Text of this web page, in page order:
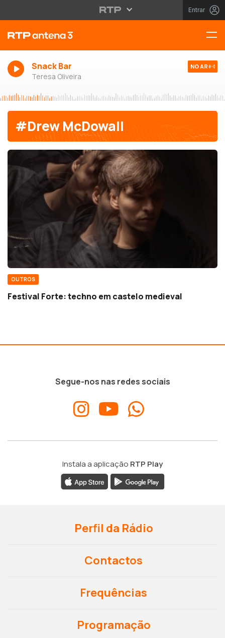
Entrar
Snack Bar
Teresa Oliveira
NO AR
#Drew McDowall
OUTROS
Festival Forte: techno em castelo medieval
Segue-nos nas redes sociais
Instala a aplicação RTP Play
Perfil da Rádio
Contactos
Frequências
Programação